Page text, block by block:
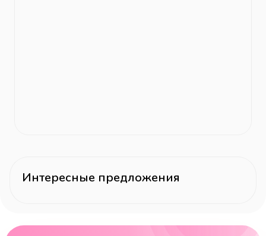
Интересные предложения